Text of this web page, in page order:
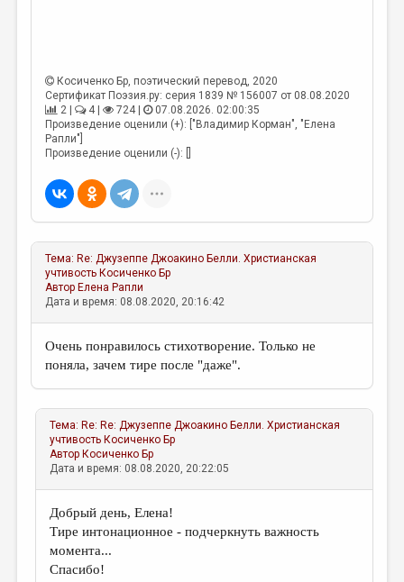
Косиченко Бр, поэтический перевод, 2020
Сертификат Поэзия.ру: серия 1839 № 156007 от 08.08.2020
2 |
4 | 724 |
07.08.2026. 02:00:35
Произведение оценили (+): ["Владимир Корман", "Елена
Рапли"]
Произведение оценили (-): []
Тема: Re: Джузеппе Джоакино Белли. Христианская
учтивость Косиченко Бр
Автор Елена Рапли
Дата и время: 08.08.2020, 20:16:42
Очень понравилось стихотворение. Только не
поняла, зачем тире после "даже".
Тема: Re: Re: Джузеппе Джоакино Белли. Христианская
учтивость Косиченко Бр
Автор Косиченко Бр
Дата и время: 08.08.2020, 20:22:05
Добрый день, Елена!
Тире интонационное - подчеркнуть важность
момента...
Спасибо!